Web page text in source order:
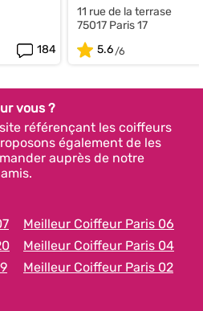
184
11 rue de la terrase
75017 Paris 17
5.6
vous ?
référençant les coiffeurs
également de les
auprès de notre
Meilleur Coiffeur Paris 06
Meilleur Coiffeur Paris 04
Meilleur Coiffeur Paris 02